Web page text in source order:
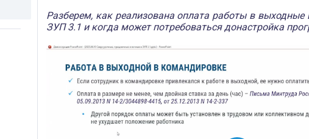
Разберем, как реализована оплата работы в
ЗУП 3.1 и когда может потребоваться донастройка